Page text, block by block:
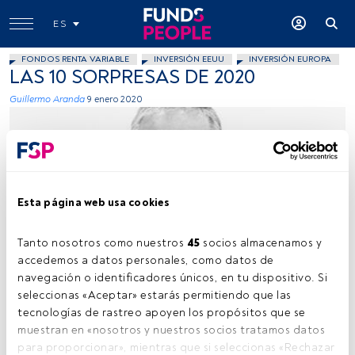
Esta página web usa cookies
Tanto nosotros como nuestros 45 socios almacenamos y
accedemos a datos personales, como datos de
navegación o identificadores únicos, en tu dispositivo. Si
seleccionas «Aceptar» estarás permitiendo que las
tecnologías de rastreo apoyen los propósitos que se
muestran en «nosotros y nuestros socios tratamos datos
para proporcionar», mientras que si seleccionas «Rechazar
ES
FONDOS RENTA VARIABLE INVERSIÓN EEUU INVERSIÓN EUROPA
LAS 10 SORPRESAS DE 2020
Guillermo Aranda 9 enero 2020
Funds People
Tiempo lectura: 3 min.
Guillermo Aranda
, consejero delegado de